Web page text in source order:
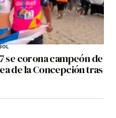
se corona campeón de
de la Concepción tras